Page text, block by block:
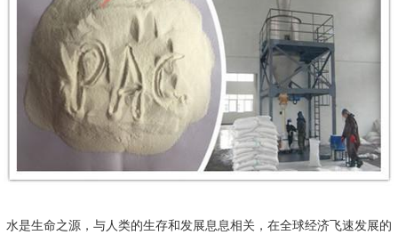
水是生命之源，与人类的生存和发展息息相关，在全球经济飞速发展的